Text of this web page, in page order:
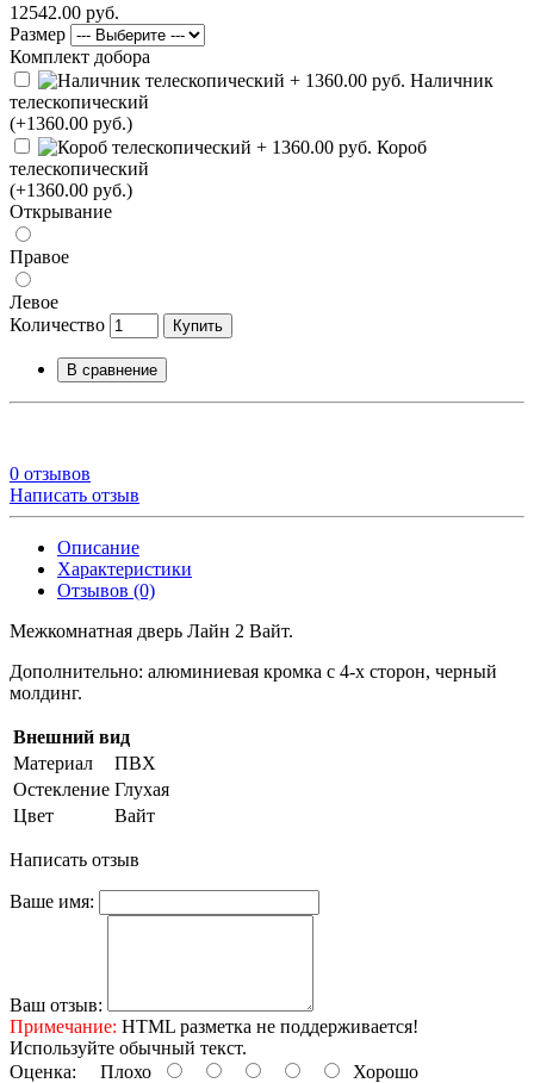
12542.00 руб.
Размер
Комплект добора
Наличник
телескопический
(+1360.00 руб.)
Короб
телескопический
(+1360.00 руб.)
Открывание
Правое
Левое
Количество
Купить
В сравнение
0 отзывов
Написать отзыв
Описание
Характеристики
Отзывов (0)
Межкомнатная дверь Лайн 2 Вайт.
Дополнительно: алюминиевая кромка с 4-х сторон, черный
молдинг.
Внешний вид
Материал
ПВХ
Остекление Глухая
Цвет
Вайт
Написать отзыв
Ваше имя:
Ваш отзыв:
Примечание: HTML разметка не поддерживается!
Используйте обычный текст.
Оценка: Плохо Хорошо